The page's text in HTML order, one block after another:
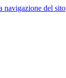
navigazione del sito